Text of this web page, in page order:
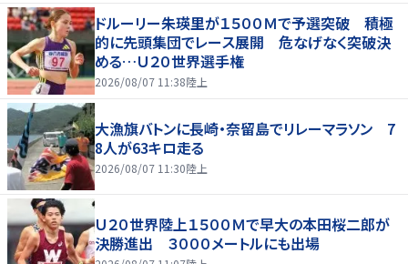
ドルーリー朱瑛里が１５００Ｍで予選突破 積極
的に先頭集団でレース展開 危なげなく突破決
める…Ｕ２０世界選手権
2026/08/07 11:38陸上
大漁旗バトンに長崎・奈留島でリレーマラソン 7
8人が63キロ走る
2026/08/07 11:30陸上
Ｕ２０世界陸上１５００Ｍで早大の本田桜二郎が
決勝進出 ３０００メートルにも出場